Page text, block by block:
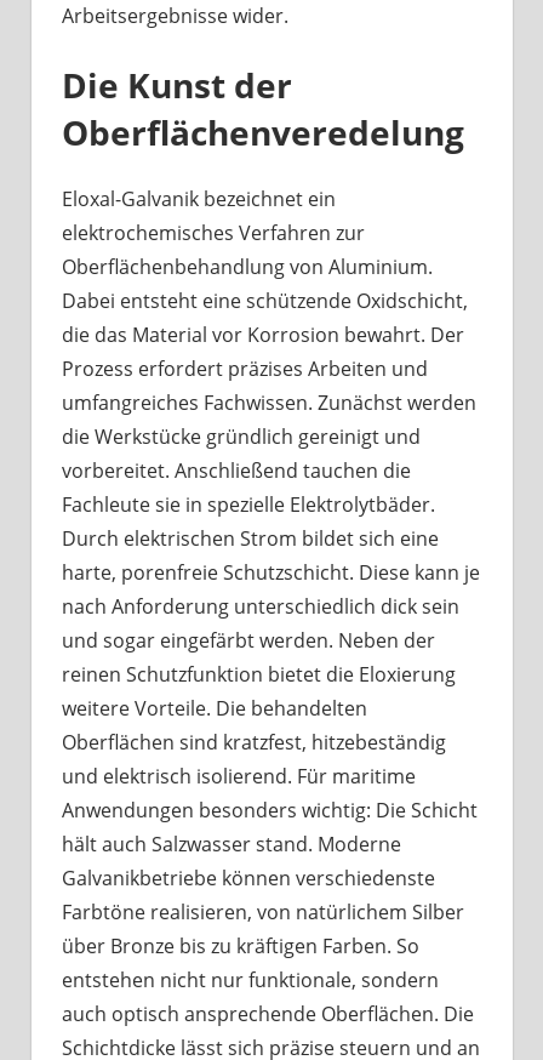
Arbeitsergebnisse wider.
Die Kunst der
Oberflächenveredelung
Eloxal-Galvanik bezeichnet ein
elektrochemisches Verfahren zur
Oberflächenbehandlung von Aluminium.
Dabei entsteht eine schützende Oxidschicht,
die das Material vor Korrosion bewahrt. Der
Prozess erfordert präzises Arbeiten und
umfangreiches Fachwissen. Zunächst werden
die Werkstücke gründlich gereinigt und
vorbereitet. Anschließend tauchen die
Fachleute sie in spezielle Elektrolytbäder.
Durch elektrischen Strom bildet sich eine
harte, porenfreie Schutzschicht. Diese kann je
nach Anforderung unterschiedlich dick sein
und sogar eingefärbt werden. Neben der
reinen Schutzfunktion bietet die Eloxierung
weitere Vorteile. Die behandelten
Oberflächen sind kratzfest, hitzebeständig
und elektrisch isolierend. Für maritime
Anwendungen besonders wichtig: Die Schicht
hält auch Salzwasser stand. Moderne
Galvanikbetriebe können verschiedenste
Farbtöne realisieren, von natürlichem Silber
über Bronze bis zu kräftigen Farben. So
entstehen nicht nur funktionale, sondern
auch optisch ansprechende Oberflächen. Die
Schichtdicke lässt sich präzise steuern und an